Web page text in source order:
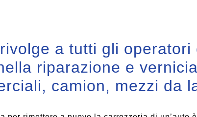
a tutti gli operatori
riparazione e
camion, mezzi da